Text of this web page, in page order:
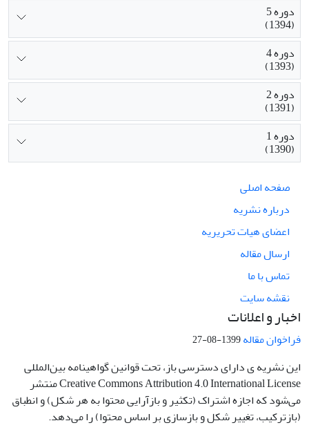
دوره 5
(1394)
دوره 4
(1393)
دوره 2
(1391)
دوره 1
(1390)
صفحه اصلی
درباره نشریه
اعضای هیات تحریریه
ارسال مقاله
تماس با ما
نقشه سایت
اخبار و اعلانات
فراخوان مقاله1399-08-27
این نشریه ی دارای دسترسی باز، تحت قوانین گواهینامه بین‌المللی
Creative Commons Attribution 4.0 International License منتشر
می‌شود که اجازه اشتراک (تکثیر و بازآرایی محتوا به هر شکل) و انطباق
(بازترکیب، تغییر شکل و بازسازی بر اساس محتوا) را می‌دهد.